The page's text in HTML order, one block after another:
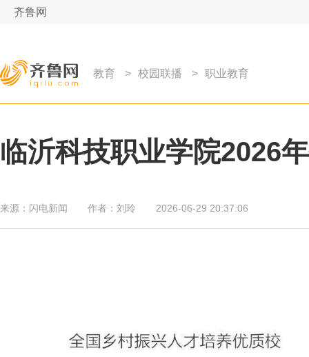
齐鲁网
教育 > 校园联播 > 职业教育
临沂科技职业学院2026
来源： 闪电新闻 作者： 刘玲 2026-06-29 20:37:06